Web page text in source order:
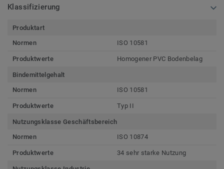
Klassifizierung
Produktart
Normen
ISO 10581
Produktwerte Homogener PVC Bodenbelag
Bindemittelgehalt
Normen
ISO 10581
Produktwerte Typ II
Nutzungsklasse Geschäftsbereich
Normen
ISO 10874
Produktwerte 34 sehr starke Nutzung